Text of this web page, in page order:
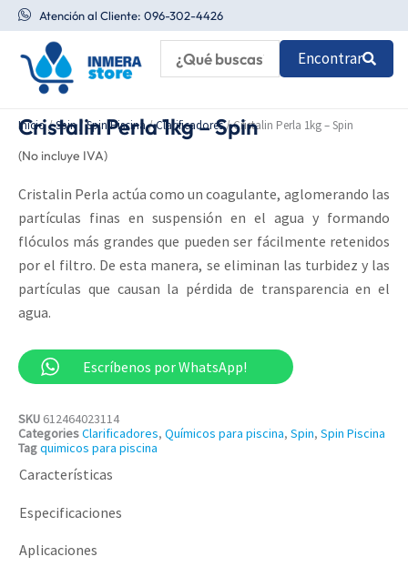
al
contenido
Atención al Cliente: 096-302-4426
Encontrar
Inicio/Spin/Spin Piscina/Clarificadores/ Cristalin Perla 1kg – Spin
Cristalin Perla 1kg – Spin
(No incluye IVA)
Cristalin Perla actúa como un coagulante, aglomerando las
partículas finas en suspensión en el agua y formando
flóculos más grandes que pueden ser fácilmente retenidos
por el filtro. De esta manera, se eliminan las turbidez y las
partículas que causan la pérdida de transparencia en el
agua.
Escríbenos por WhatsApp!
SKU 612464023114
CategoriesClarificadores, Químicos para piscina, Spin, Spin Piscina
Tagquimicos para piscina
Características
Especificaciones
Aplicaciones